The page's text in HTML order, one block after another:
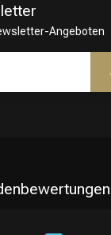
Angeboten